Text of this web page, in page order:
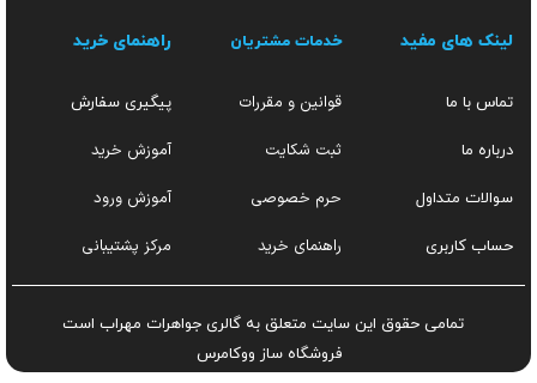
لینک های مفید
تماس با ما
درباره ما
سوالات متداول
حساب کاربری
خدمات مشتریان
قوانین و مقررات
ثبت شکایت
حرم خصوصی
راهنمای خرید
راهنمای خرید
پیگیری سفارش
آموزش خرید
آموزش ورود
مرکز پشتیبانی
تمامی حقوق این سایت متعلق به گالری جواهرات مهراب است
فروشگاه ساز ووکامرس